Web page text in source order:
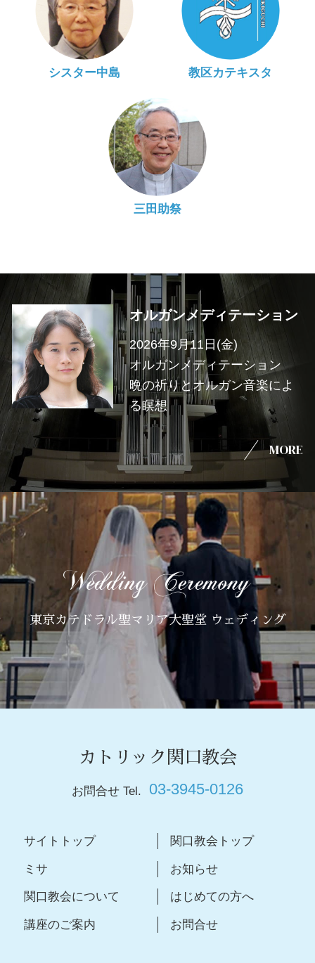
シスター中島 教区カテキスタ
三田助祭
オルガンメディテーション
2026年9月11日(金)
オルガンメディテーション
晩の祈りとオルガン音楽によ
る瞑想
MORE
東京カテドラル聖マリア大聖堂 ウェディング
カトリック関口教会
お問合せ Tel. 03-3945-0126
サイトトップ 関口教会トップ
ミサ お知らせ
関口教会について はじめての方へ
講座のご案内 お問合せ